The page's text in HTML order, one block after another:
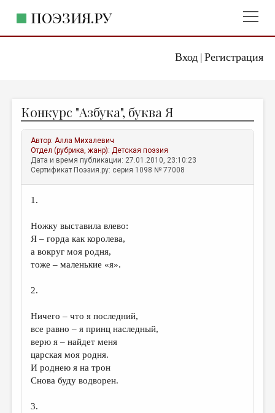
Вход| Регистрация
ПОЭЗИЯ.РУ
ЖАНРЫ
АВТОРЫ
КОММЕНТАРИИ
ЛИТСАЛОН
НОВОСТИ
ПРАВИЛА САЙТА
ОТДЕЛЫ И РУБРИКИ
ИЗБРАННОЕ
ДАЙДЖЕСТ
ПРОИЗВЕДЕНИЯ
ПЕРЕВОДЫ
КОНКУРСЫ
ДЕТСКАЯ КОМНАТА
КНИЖНАЯ ПОЛКА
Конкурс "Азбука", буква Я
Автор:Алла Михалевич
Отдел (рубрика, жанр):Детская поэзия
Дата и время публикации: 27.01.2010, 23:10:23
Сертификат Поэзия.ру: серия 1098 № 77008
1.
Ножку выставила влево:
Я – горда как королева,
а вокруг моя родня,
тоже – маленькие «я».
2.
Ничего – что я последний,
все равно – я принц наследный,
верю я – найдет меня
царская моя родня.
И роднею я на трон
Снова буду водворен.
3.